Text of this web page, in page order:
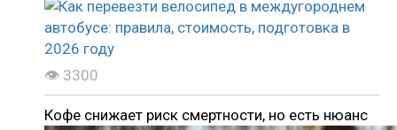
👁 3300
Кофе снижает риск смертности, но есть нюанс